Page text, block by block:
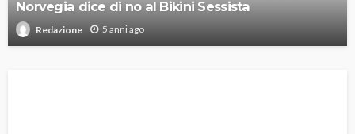
Norvegia dice di no al Bikini Sessista
Redazione 5 anni ago